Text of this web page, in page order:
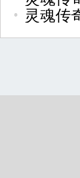
灵魂传